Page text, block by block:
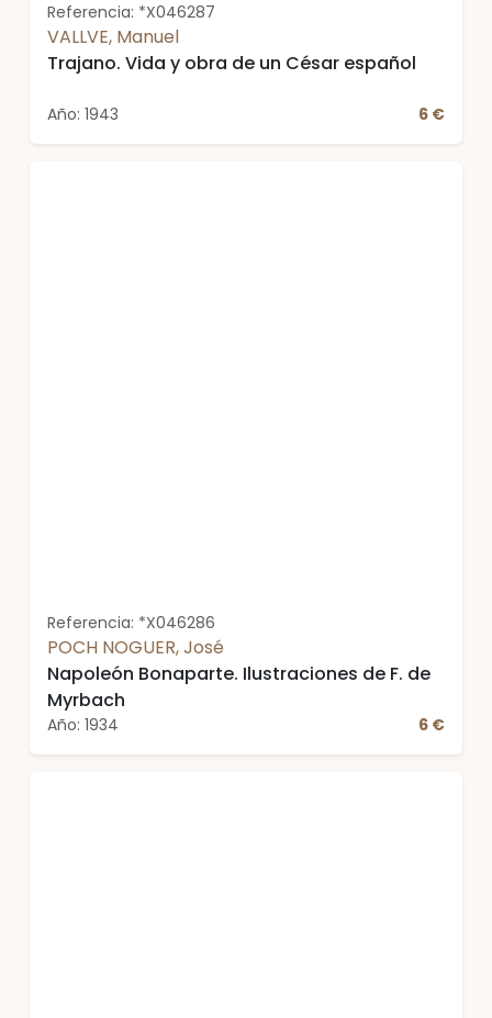
Referencia: *X046287
VALLVE, Manuel
Trajano. Vida y obra de un César español
Año: 1943 6 €
Referencia: *X046286
POCH NOGUER, José
Napoleón Bonaparte. Ilustraciones de F. de
Myrbach
Año: 1934 6 €